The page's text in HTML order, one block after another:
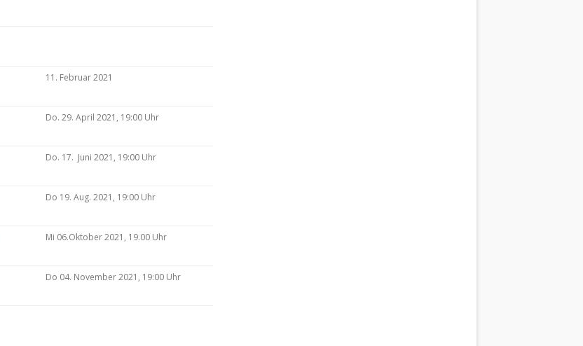
11. Februar 2021
Do. 29. April 2021, 19:00 Uhr
Do. 17. Juni 2021, 19:00 Uhr
Do 19. Aug. 2021, 19:00 Uhr
Mi 06.Oktober 2021, 19.00 Uhr
Do 04. November 2021, 19:00 Uhr